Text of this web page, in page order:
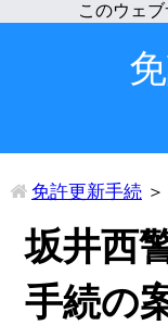
免許更新手続＞
坂井西
手続の